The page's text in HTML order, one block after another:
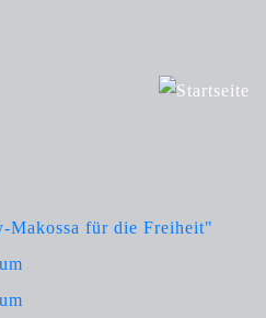
Makossa für die Freiheit"